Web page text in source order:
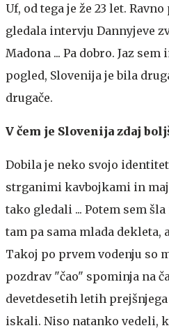
Uf, od tega je že 23 let.
gledala intervju Dannyjeve
Madona ... Pa dobro. Jaz
pogled, Slovenija je bila
drugače.
V čem je Slovenija zdaj
Dobila je neko svojo
strganimi kavbojkami in
tako gledali ... Potem sem
tam pa sama mlada dekleta,
Takoj po prvem vodenju so
pozdrav "čao" spominja na
devetdesetih letih
iskali. Niso natanko vedeli,